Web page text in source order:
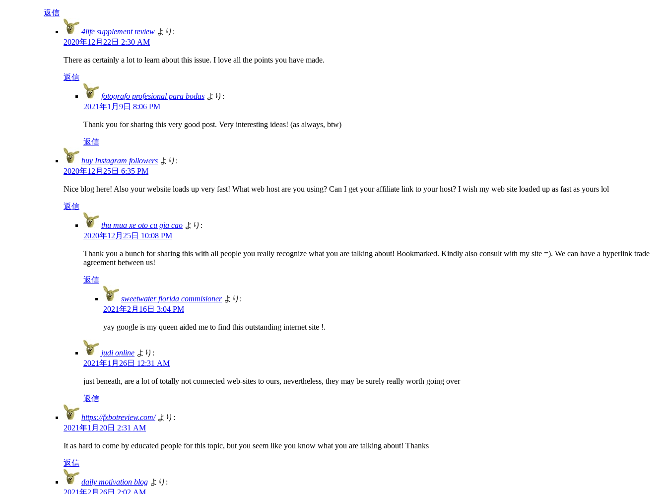
返信
4life supplement review より:
2020年12月22日 2:30 AM
There as certainly a lot to learn about this issue. I love all the points you have made.
返信
fotografo profesional para bodas より:
2021年1月9日 8:06 PM
Thank you for sharing this very good post. Very interesting ideas! (as always, btw)
返信
buy Instagram followers より:
2020年12月25日 6:35 PM
Nice blog here! Also your website loads up very fast! What web host are you using? Can I get your affiliate link to your host? I wish my web site loaded up as fast as yours lol
返信
thu mua xe oto cu gia cao より:
2020年12月25日 10:08 PM
Thank you a bunch for sharing this with all people you really recognize what you are talking about! Bookmarked. Kindly also consult with my site =). We can have a hyperlink trade
agreement between us!
返信
sweetwater florida commisioner より:
2021年2月16日 3:04 PM
yay google is my queen aided me to find this outstanding internet site !.
judi online より:
2021年1月26日 12:31 AM
just beneath, are a lot of totally not connected web-sites to ours, nevertheless, they may be surely really worth going over
返信
https://fxbotreview.com/ より:
2021年1月20日 2:31 AM
It as hard to come by educated people for this topic, but you seem like you know what you are talking about! Thanks
返信
daily motivation blog より:
2021年2月26日 2:02 AM